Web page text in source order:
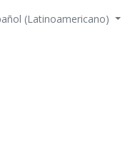
(Latinoamericano)